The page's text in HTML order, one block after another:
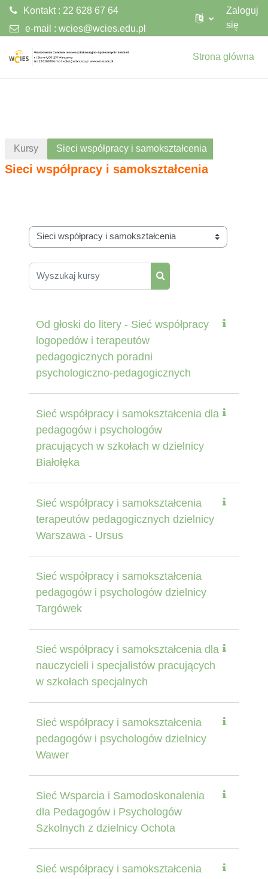
Kontakt : 22 628 67 64
e-mail : wcies@wcies.edu.pl
Zaloguj
się
Strona główna
Kursy Sieci współpracy i samokształcenia
Sieci współpracy i samokształcenia
Kategorie kursów
Wyszukaj kursy
Wyszukaj kursy
Od głoski do litery - Sieć współpracy
logopedów i terapeutów
pedagogicznych poradni
psychologiczno-pedagogicznych
Sieć współpracy i samokształcenia dla
pedagogów i psychologów
pracujących w szkołach w dzielnicy
Białołęka
Sieć współpracy i samokształcenia
terapeutów pedagogicznych dzielnicy
Warszawa - Ursus
Sieć współpracy i samokształcenia
pedagogów i psychologów dzielnicy
Targówek
Sieć współpracy i samokształcenia dla
nauczycieli i specjalistów pracujących
w szkołach specjalnych
Sieć współpracy i samokształcenia
pedagogów i psychologów dzielnicy
Wawer
Sieć Wsparcia i Samodoskonalenia
dla Pedagogów i Psychologów
Szkolnych z dzielnicy Ochota
Sieć współpracy i samokształcenia